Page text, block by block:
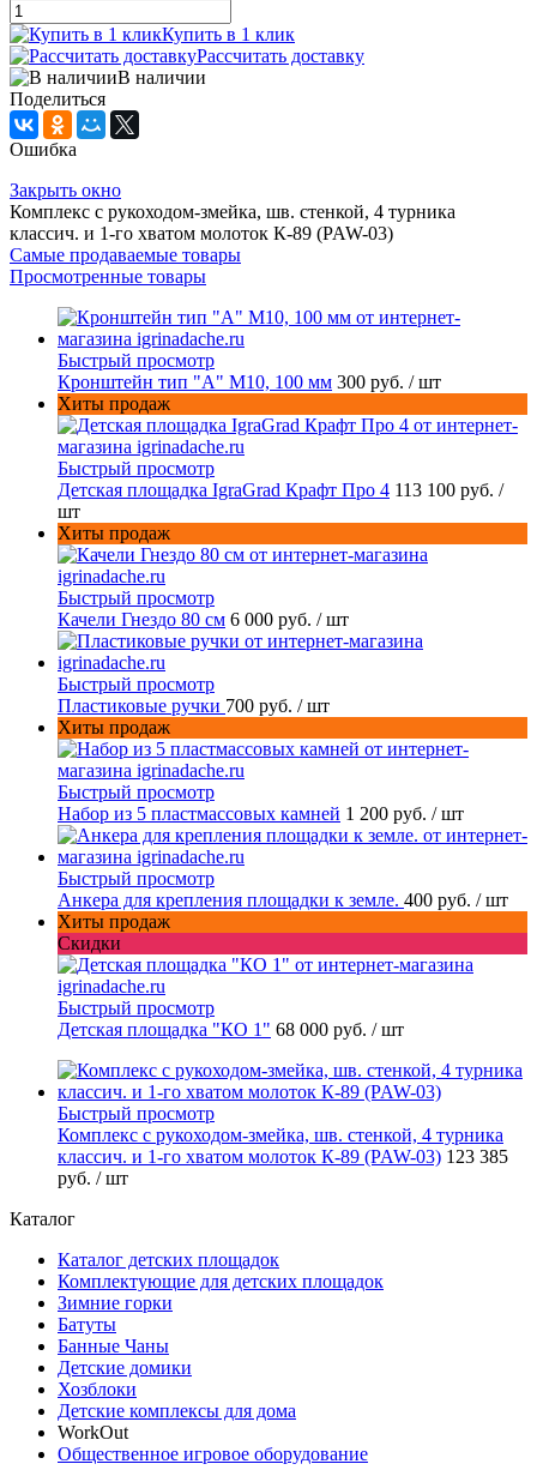
Купить в 1 клик
Рассчитать доставку
В наличии
Поделиться
Ошибка
Закрыть окно
Комплекс с рукоходом-змейка, шв. стенкой, 4 турника
классич. и 1-го хватом молоток К-89 (PAW-03)
Самые продаваемые товары
Просмотренные товары
Быстрый просмотр
Кронштейн тип "A" M10, 100 мм 300 руб. / шт
Хиты продаж
Быстрый просмотр
Детская площадка IgraGrad Крафт Про 4 113 100 руб. /
шт
Хиты продаж
Быстрый просмотр
Качели Гнездо 80 см 6 000 руб. / шт
Быстрый просмотр
Пластиковые ручки 700 руб. / шт
Хиты продаж
Быстрый просмотр
Набор из 5 пластмассовых камней 1 200 руб. / шт
Быстрый просмотр
Анкера для крепления площадки к земле. 400 руб. / шт
Хиты продаж
Скидки
Быстрый просмотр
Детская площадка "КО 1" 68 000 руб. / шт
Быстрый просмотр
Комплекс с рукоходом-змейка, шв. стенкой, 4 турника
классич. и 1-го хватом молоток К-89 (PAW-03) 123 385
руб. / шт
Каталог
Каталог детских площадок
Комплектующие для детских площадок
Зимние горки
Батуты
Банные Чаны
Детские домики
Хозблоки
Детские комплексы для дома
WorkOut
Общественное игровое оборудование